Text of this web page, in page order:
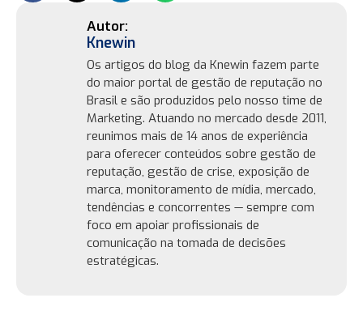
Knewin
Os artigos do blog da Knewin fazem parte
do maior portal de gestão de reputação no
Brasil e são produzidos pelo nosso time de
Marketing. Atuando no mercado desde 2011,
reunimos mais de 14 anos de experiência
para oferecer conteúdos sobre gestão de
reputação, gestão de crise, exposição de
marca, monitoramento de mídia, mercado,
tendências e concorrentes — sempre com
foco em apoiar profissionais de
comunicação na tomada de decisões
estratégicas.